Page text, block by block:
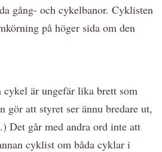
gång- och cykelbanor. Cyklisten
på höger sida om den
är ungefär lika brett som
gör att styret ser ännu bredare ut,
Det går med andra ord inte att
cyklist om båda cyklar i